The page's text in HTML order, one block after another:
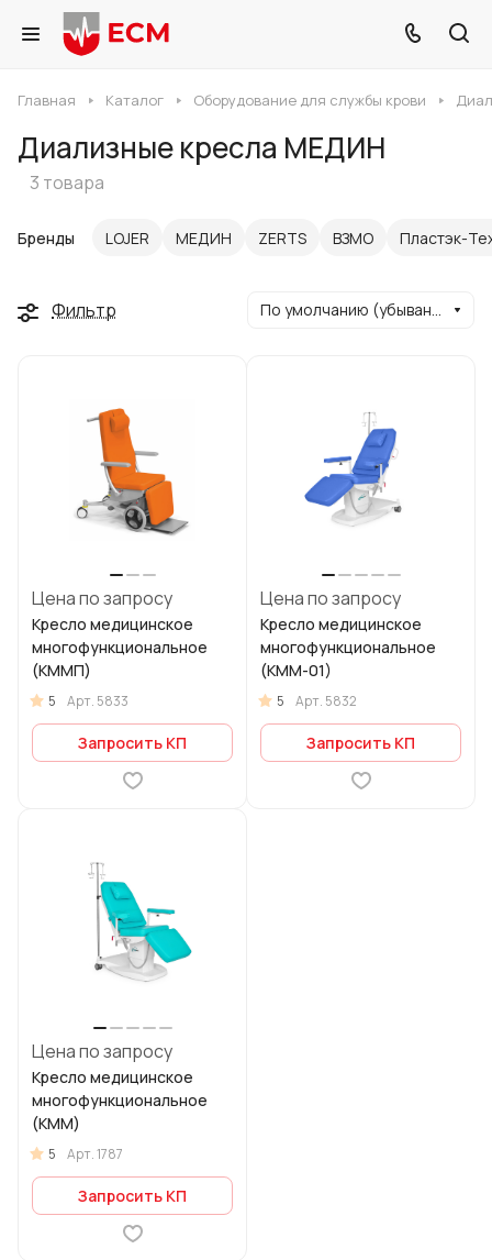
Главная Каталог Оборудование для службы крови
Диализные кресла МЕДИН
3 товара
Бренды LOJER МЕДИН ZERTS ВЗМО Пластэк-
Фильтр По умолчанию (убывание)
Цена по запросу
Кресло медицинское
многофункциональное
(КММП)
5 Арт. 5833
Запросить КП
Цена по запросу
Кресло медицинское
многофункциональное
(КММ-01)
5 Арт. 5832
Запросить КП
Цена по запросу
Кресло медицинское
многофункциональное
(КММ)
5 Арт.1787
Запросить КП